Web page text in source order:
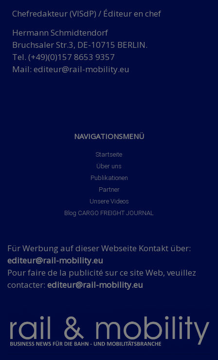
Chefredakteur (VISdP) / Éditeur en chef
Hermann Schmidtendorf
Bruchsaler Str.3, DE-10715 BERLIN.
Tel. (+49)(0)157 8653 9357
Mail: editeur@rail-mobility.eu
NAVIGATIONSMENÜ
Startseite
Über uns
Publikationen
Partner
Unsere Videos
Blog CARGO FREIGHT JOURNAL
Für Werbung auf dieser Webseite Kontakt über:
editeur@rail-mobility.eu
Pour faire de la publicité sur ce site Web, veuillez
contacter: editeur@rail-mobility.eu